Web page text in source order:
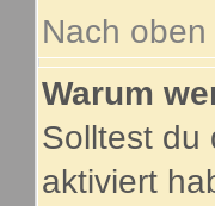
Nach oben
Warum
Solltest
aktiviert